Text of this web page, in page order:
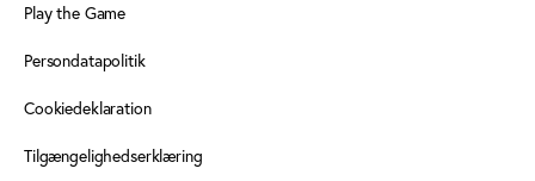
Play the Game
Persondatapolitik
Cookiedeklaration
Tilgængelighedserklæring